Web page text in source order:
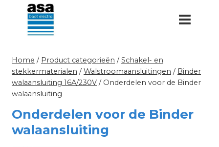
Doorgaan
inhoud
Home / Product categorieën / Schakel- en
stekkermaterialen / Walstroomaansluitingen / Binder
walaansluiting 16A/230V / Onderdelen voor de Binder
walaansluiting
Onderdelen voor de Binder
walaansluiting